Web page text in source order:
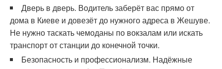
Дверь в дверь. Водитель заберёт вас прямо от
дома в Киеве и довезёт до нужного адреса в Жешуве.
Не нужно таскать чемоданы по вокзалам или искать
транспорт от станции до конечной точки.
Безопасность и профессионализм. Надёжные